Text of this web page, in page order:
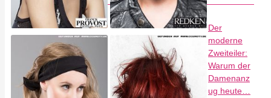
Der
moderne
Zweiteiler:
Warum der
Damenanz
ug heute…